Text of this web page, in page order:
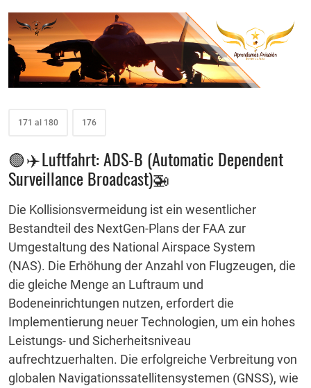
171 al 180 176
🟢 ✈️ Luftfahrt: ADS-B (Automatic Dependent
Surveillance Broadcast)🚁
Die Kollisionsvermeidung ist ein wesentlicher
Bestandteil des NextGen-Plans der FAA zur
Umgestaltung des National Airspace System
(NAS). Die Erhöhung der Anzahl von Flugzeugen, die
die gleiche Menge an Luftraum und
Bodeneinrichtungen nutzen, erfordert die
Implementierung neuer Technologien, um ein hohes
Leistungs- und Sicherheitsniveau
aufrechtzuerhalten. Die erfolgreiche Verbreitung von
globalen Navigationssatellitensystemen (GNSS), wie